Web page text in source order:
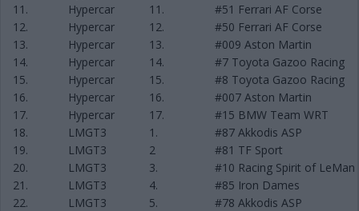
11.
Hypercar 11.
#51 Ferrari AF Corse
12.
Hypercar 12.
#50 Ferrari AF Corse
13.
Hypercar 13.
#009 Aston Martin
14.
Hypercar 14.
#7 Toyota Gazoo Racing
15.
Hypercar 15.
#8 Toyota Gazoo Racing
16.
Hypercar 16.
#007 Aston Martin
17.
Hypercar 17.
#15 BMW Team WRT
18.
LMGT3 1.
#87 Akkodis ASP
19.
LMGT3 2
#81 TF Sport
20.
LMGT3 3.
#10 Racing Spirit of LeMan
21.
LMGT3 4.
#85 Iron Dames
22.
LMGT3 5.
#78 Akkodis ASP